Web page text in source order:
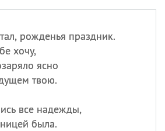
рожденья праздник.
хочу,
ясно
твою.
все надежды,
была.
11.08 День полета на
11.08 День Святой Клары —
телевидения
Сегодня празднуют именины